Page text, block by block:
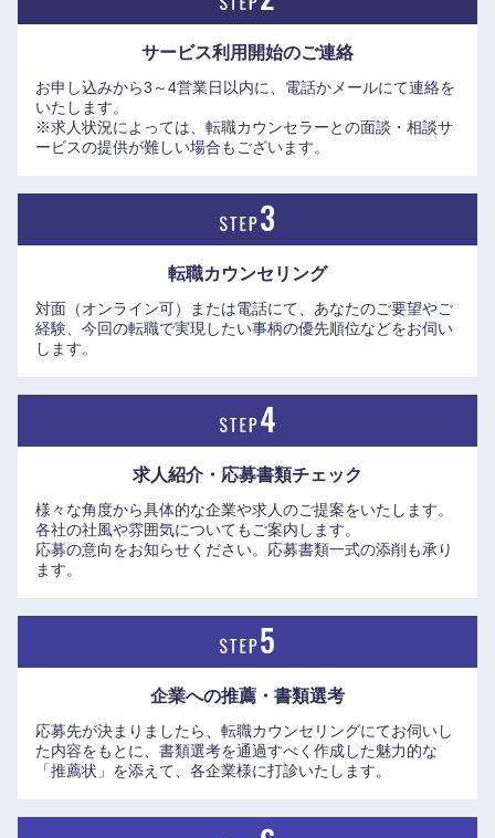
サービス利用開始のご連絡
お申し込みから3～4営業日以内に、電話かメールにて連絡を
いたします。
※求人状況によっては、転職カウンセラーとの面談・相談サ
ービスの提供が難しい場合もございます。
転職カウンセリング
対面（オンライン可）または電話にて、あなたのご要望やご
経験、今回の転職で実現したい事柄の優先順位などをお伺い
します。
求人紹介・応募書類チェック
様々な角度から具体的な企業や求人のご提案をいたします。
各社の社風や雰囲気についてもご案内します。
応募の意向をお知らせください。応募書類一式の添削も承り
ます。
企業への推薦・書類選考
応募先が決まりましたら、転職カウンセリングにてお伺いし
た内容をもとに、書類選考を通過すべく作成した魅力的な
「推薦状」を添えて、各企業様に打診いたします。
東海地方
岐阜県 静岡県
愛知県 三重県
滋賀県 京都府